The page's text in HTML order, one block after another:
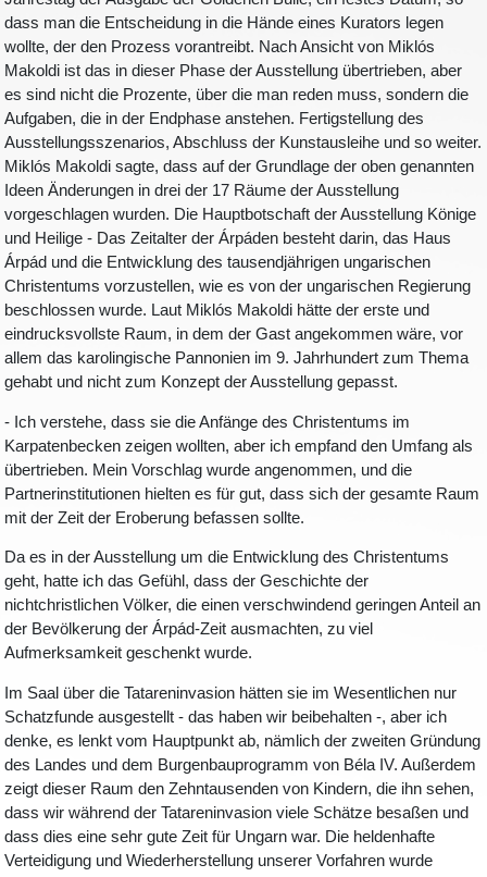
dass man die Entscheidung in die Hände eines Kurators legen
wollte, der den Prozess vorantreibt. Nach Ansicht von Miklós
Makoldi ist das in dieser Phase der Ausstellung übertrieben, aber
es sind nicht die Prozente, über die man reden muss, sondern die
Aufgaben, die in der Endphase anstehen. Fertigstellung des
Ausstellungsszenarios, Abschluss der Kunstausleihe und so weiter.
Miklós Makoldi sagte, dass auf der Grundlage der oben genannten
Ideen Änderungen in drei der 17 Räume der Ausstellung
vorgeschlagen wurden. Die Hauptbotschaft der Ausstellung Könige
und Heilige - Das Zeitalter der Árpáden besteht darin, das Haus
Árpád und die Entwicklung des tausendjährigen ungarischen
Christentums vorzustellen, wie es von der ungarischen Regierung
beschlossen wurde. Laut Miklós Makoldi hätte der erste und
eindrucksvollste Raum, in dem der Gast angekommen wäre, vor
allem das karolingische Pannonien im 9. Jahrhundert zum Thema
gehabt und nicht zum Konzept der Ausstellung gepasst.
- Ich verstehe, dass sie die Anfänge des Christentums im
Karpatenbecken zeigen wollten, aber ich empfand den Umfang als
übertrieben. Mein Vorschlag wurde angenommen, und die
Partnerinstitutionen hielten es für gut, dass sich der gesamte Raum
mit der Zeit der Eroberung befassen sollte.
Da es in der Ausstellung um die Entwicklung des Christentums
geht, hatte ich das Gefühl, dass der Geschichte der
nichtchristlichen Völker, die einen verschwindend geringen Anteil an
der Bevölkerung der Árpád-Zeit ausmachten, zu viel
Aufmerksamkeit geschenkt wurde.
Im Saal über die Tatareninvasion hätten sie im Wesentlichen nur
Schatzfunde ausgestellt - das haben wir beibehalten -, aber ich
denke, es lenkt vom Hauptpunkt ab, nämlich der zweiten Gründung
des Landes und dem Burgenbauprogramm von Béla IV. Außerdem
zeigt dieser Raum den Zehntausenden von Kindern, die ihn sehen,
dass wir während der Tatareninvasion viele Schätze besaßen und
dass dies eine sehr gute Zeit für Ungarn war. Die heldenhafte
Verteidigung und Wiederherstellung unserer Vorfahren wurde